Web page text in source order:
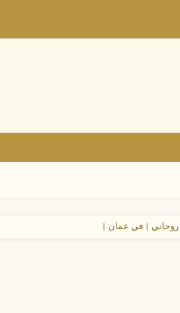
| في عمان |